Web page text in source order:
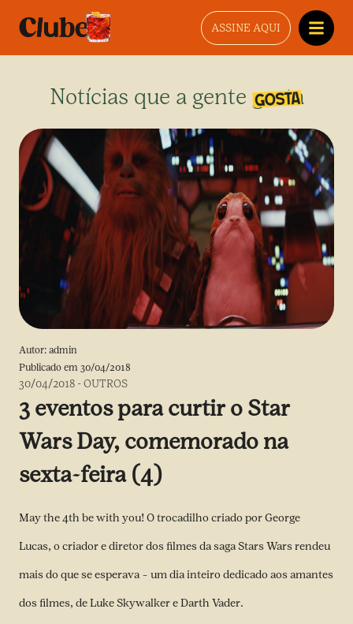
ASSINE AQUI
Notícias que a gente gosta
Autor: admin
Publicado em 30/04/2018
30/04/2018 -OUTROS
3 eventos para curtir o Star
Wars Day, comemorado na
sexta-feira (4)
May the 4th be with you! O trocadilho criado por George
Lucas, o criador e diretor dos filmes da saga Stars Wars rendeu
mais do que se esperava – um dia inteiro dedicado aos amantes
dos filmes, de Luke Skywalker e Darth Vader.